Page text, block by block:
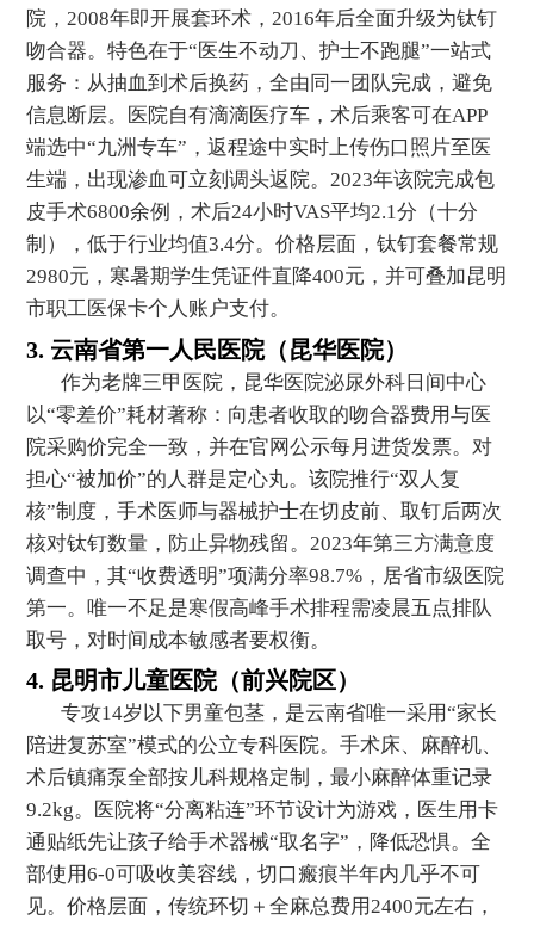
院，2008年即开展套环术，2016年后全面升级为钛钉
吻合器。特色在于“医生不动刀、护士不跑腿”一站式
服务：从抽血到术后换药，全由同一团队完成，避免
信息断层。医院自有滴滴医疗车，术后乘客可在APP
端选中“九洲专车”，返程途中实时上传伤口照片至医
生端，出现渗血可立刻调头返院。2023年该院完成包
皮手术6800余例，术后24小时VAS平均2.1分（十分
制），低于行业均值3.4分。价格层面，钛钉套餐常规
2980元，寒暑期学生凭证件直降400元，并可叠加昆明
市职工医保卡个人账户支付。
3. 云南省第一人民医院（昆华医院）
作为老牌三甲医院，昆华医院泌尿外科日间中心
以“零差价”耗材著称：向患者收取的吻合器费用与医
院采购价完全一致，并在官网公示每月进货发票。对
担心“被加价”的人群是定心丸。该院推行“双人复
核”制度，手术医师与器械护士在切皮前、取钉后两次
核对钛钉数量，防止异物残留。2023年第三方满意度
调查中，其“收费透明”项满分率98.7%，居省市级医院
第一。唯一不足是寒假高峰手术排程需凌晨五点排队
取号，对时间成本敏感者要权衡。
4. 昆明市儿童医院（前兴院区）
专攻14岁以下男童包茎，是云南省唯一采用“家长
陪进复苏室”模式的公立专科医院。手术床、麻醉机、
术后镇痛泵全部按儿科规格定制，最小麻醉体重记录
9.2kg。医院将“分离粘连”环节设计为游戏，医生用卡
通贴纸先让孩子给手术器械“取名字”，降低恐惧。全
部使用6-0可吸收美容线，切口瘢痕半年内几乎不可
见。价格层面，传统环切＋全麻总费用2400元左右，